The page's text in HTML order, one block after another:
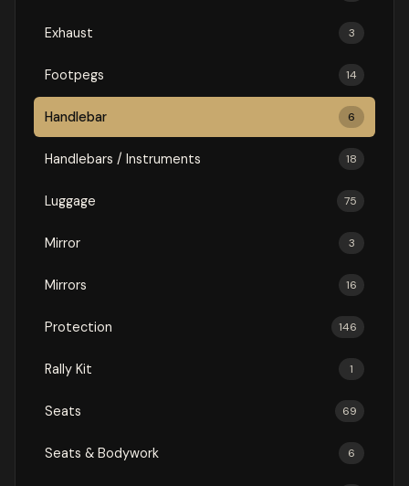
Exhaust 3
Footpegs 14
Handlebar 6
Handlebars / Instruments 18
Luggage 75
Mirror 3
Mirrors 16
Protection 146
Rally Kit 1
Seats 69
Seats & Bodywork 6